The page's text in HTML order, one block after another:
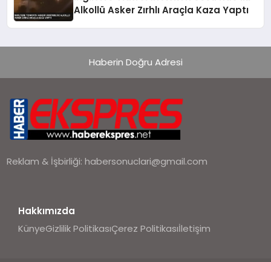
Alkollü Asker Zırhlı Araçla Kaza Yaptı
Haberin Doğru Adresi
Reklam & İşbirliği:habersonuclari@gmail.com
Hakkımızda
KünyeGizlilik PolitikasıÇerez Politikasıİletişim